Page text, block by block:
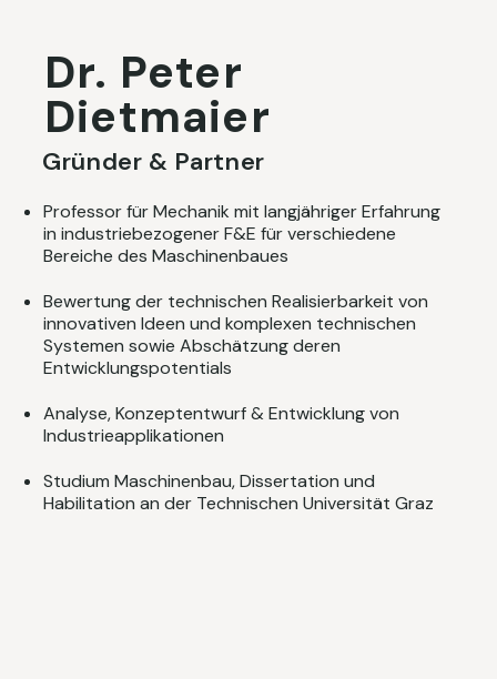
Dr. Peter
Dietmaier
Gründer & Partner
Professor für Mechanik mit langjähriger Erfahrung
in industriebezogener F&E für verschiedene
Bereiche des Maschinenbaues
Bewertung der technischen Realisierbarkeit von
innovativen Ideen und komplexen technischen
Systemen sowie Abschätzung deren
Entwicklungspotentials
Analyse, Konzeptentwurf & Entwicklung von
Industrieapplikationen
Studium Maschinenbau, Dissertation und
Habilitation an der Technischen Universität Graz